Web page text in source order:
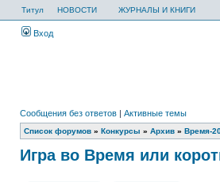
Титул НОВОСТИ ЖУРНАЛЫ И КНИГИ
Вход
Сообщения без ответов | Активные темы
Список форумов » Конкурсы » Архив » Время-
Игра во Время или